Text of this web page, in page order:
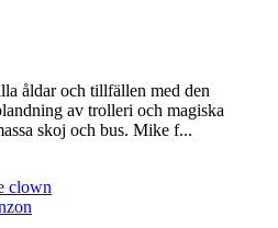
åldar och tillfällen med den
av trolleri och magiska
skoj och bus. Mike f...
clown